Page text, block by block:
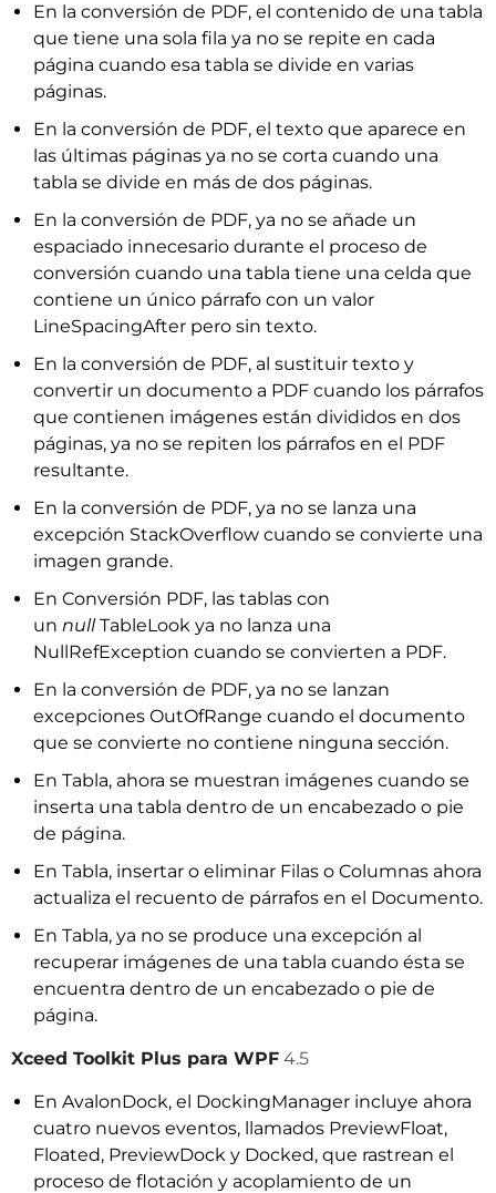
En la conversión de PDF, el contenido de una tabla
que tiene una sola fila ya no se repite en cada
página cuando esa tabla se divide en varias
páginas.
En la conversión de PDF, el texto que aparece en
las últimas páginas ya no se corta cuando una
tabla se divide en más de dos páginas.
En la conversión de PDF, ya no se añade un
espaciado innecesario durante el proceso de
conversión cuando una tabla tiene una celda que
contiene un único párrafo con un valor
LineSpacingAfter pero sin texto.
En la conversión de PDF, al sustituir texto y
convertir un documento a PDF cuando los párrafos
que contienen imágenes están divididos en dos
páginas, ya no se repiten los párrafos en el PDF
resultante.
En la conversión de PDF, ya no se lanza una
excepción StackOverflow cuando se convierte una
imagen grande.
En Conversión PDF, las tablas con
un nullTableLook ya no lanza una
NullRefException cuando se convierten a PDF.
En la conversión de PDF, ya no se lanzan
excepciones OutOfRange cuando el documento
que se convierte no contiene ninguna sección.
En Tabla, ahora se muestran imágenes cuando se
inserta una tabla dentro de un encabezado o pie
de página.
En Tabla, insertar o eliminar Filas o Columnas ahora
actualiza el recuento de párrafos en el Documento.
En Tabla, ya no se produce una excepción al
recuperar imágenes de una tabla cuando ésta se
encuentra dentro de un encabezado o pie de
página.
Xceed Toolkit Plus para WPF 4.5
En AvalonDock, el DockingManager incluye ahora
cuatro nuevos eventos, llamados PreviewFloat,
Floated, PreviewDock y Docked, que rastrean el
proceso de flotación y acoplamiento de un